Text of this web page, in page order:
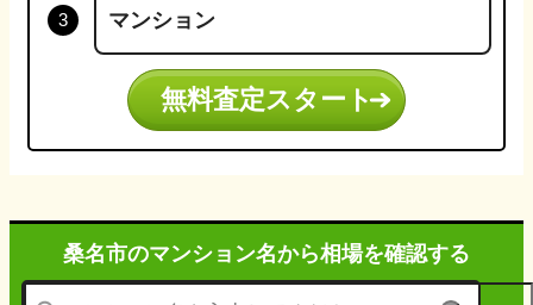
無料査定スタート
桑名市のマンション名から相場を確認する